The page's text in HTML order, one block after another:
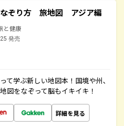
ぞり方 旅地図 アジア編
と健康
発売
て学ぶ新しい地図本！国境や州、
図をなぞって脳もイキイキ！
詳細を見る